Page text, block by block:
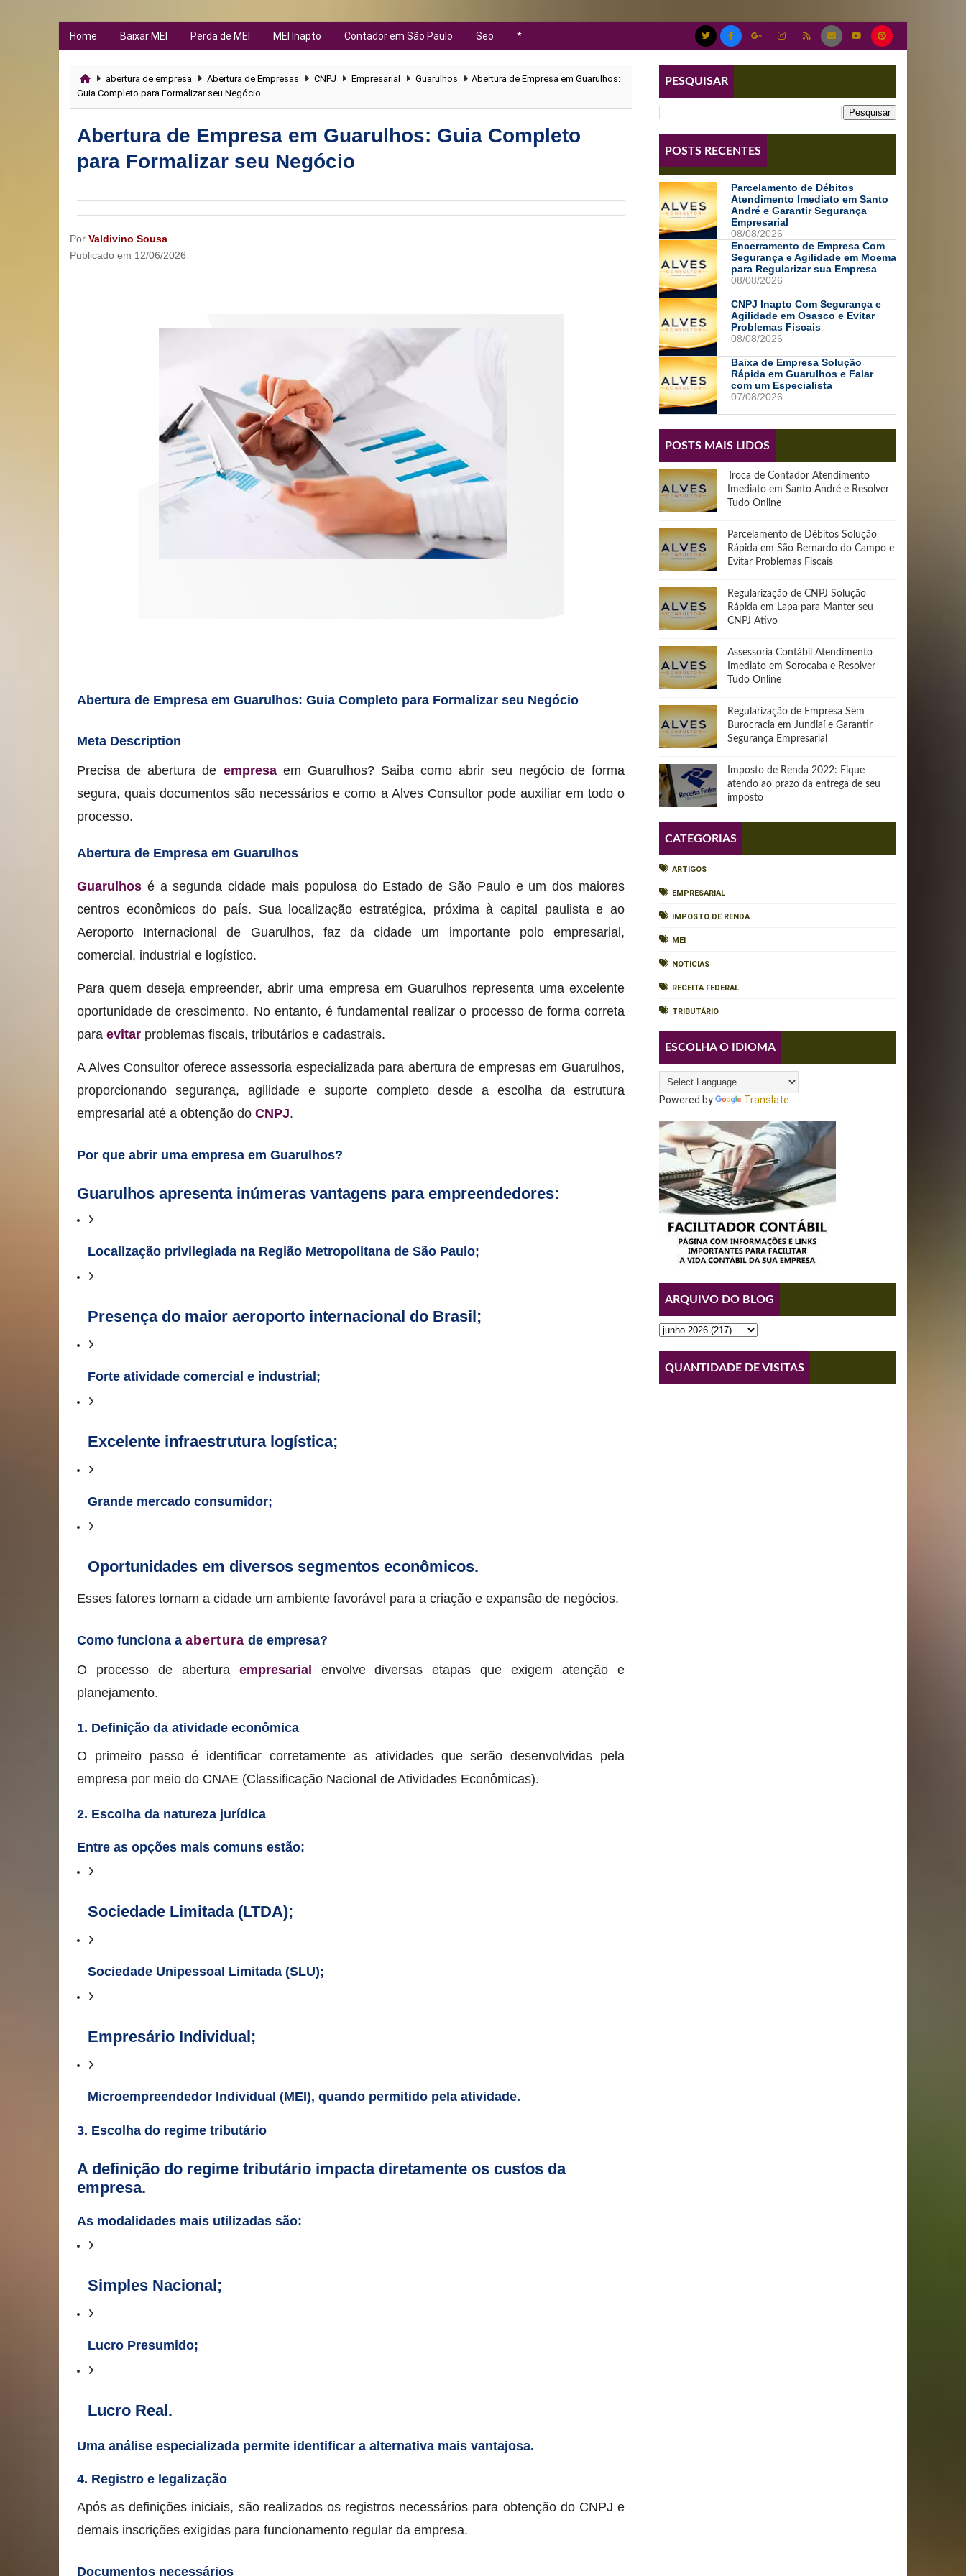
Home Baixar MEI Perda de MEI MEI Inapto Contador em São Paulo Seo *
abertura de empresa Abertura de Empresas CNPJ Empresarial Guarulhos
Abertura de Empresa em Guarulhos:
Guia Completo para Formalizar seu Negócio
Abertura de Empresa em Guarulhos: Guia Completo
para Formalizar seu Negócio
Por Valdivino Sousa
Publicado em 12/06/2026
Abertura de Empresa em Guarulhos: Guia Completo para Formalizar seu Negócio
Meta Description
Precisa de abertura de empresaem Guarulhos? Saiba como abrir seu negócio de forma
segura, quais documentos são necessários e como a Alves Consultor pode auxiliar em todo o
processo.
Abertura de Empresa em Guarulhos
Guarulhos é a segunda cidade mais populosa do Estado de São Paulo e um dos maiores
centros econômicos do país. Sua localização estratégica, próxima à capital paulista e ao
Aeroporto Internacional de Guarulhos, faz da cidade um importante polo empresarial,
comercial, industrial e logístico.
Para quem deseja empreender, abrir uma empresa em Guarulhos representa uma excelente
oportunidade de crescimento. No entanto, é fundamental realizar o processo de forma correta
para evitar problemas fiscais, tributários e cadastrais.
A Alves Consultor oferece assessoria especializada para abertura de empresas em Guarulhos,
proporcionando segurança, agilidade e suporte completo desde a escolha da estrutura
empresarial até a obtenção do CNPJ.
Por que abrir uma empresa em Guarulhos?
Guarulhos apresenta inúmeras vantagens para empreendedores:
Localização privilegiada na Região Metropolitana de São Paulo;
Presença do maior aeroporto internacional do Brasil;
Forte atividade comercial e industrial;
Excelente infraestrutura logística;
Grande mercado consumidor;
Oportunidades em diversos segmentos econômicos.
Esses fatores tornam a cidade um ambiente favorável para a criação e expansão de negócios.
Como funciona a abertura de empresa?
O processo de abertura empresarial
envolve diversas etapas que exigem atenção e
planejamento.
1. Definição da atividade econômica
O primeiro passo é identificar corretamente as atividades que serão desenvolvidas pela
empresa por meio do CNAE (Classificação Nacional de Atividades Econômicas).
2. Escolha da natureza jurídica
Entre as opções mais comuns estão:
Sociedade Limitada (LTDA);
Sociedade Unipessoal Limitada (SLU);
Empresário Individual;
Microempreendedor Individual (MEI), quando permitido pela atividade.
3. Escolha do regime tributário
A definição do regime tributário impacta diretamente os custos da
empresa.
As modalidades mais utilizadas são:
Simples Nacional;
Lucro Presumido;
Lucro Real.
Uma análise especializada permite identificar a alternativa mais vantajosa.
4. Registro e legalização
Após as definições iniciais, são realizados os registros necessários para obtenção do CNPJ e
demais inscrições exigidas para funcionamento regular da empresa.
Documentos necessários
PESQUISAR
POSTS RECENTES
Parcelamento de Débitos
Atendimento Imediato em Santo
André e Garantir Segurança
Empresarial
08/08/2026
Encerramento de Empresa Com
Segurança e Agilidade em Moema
para Regularizar sua Empresa
08/08/2026
CNPJ Inapto Com Segurança e
Agilidade em Osasco e Evitar
Problemas Fiscais
08/08/2026
Baixa de Empresa Solução
Rápida em Guarulhos e Falar
com um Especialista
07/08/2026
POSTS MAIS LIDOS
Troca de Contador Atendimento
Imediato em Santo André e Resolver
Tudo Online
Parcelamento de Débitos Solução
Rápida em São Bernardo do Campo e
Evitar Problemas Fiscais
Regularização de CNPJ Solução
Rápida em Lapa para Manter seu
CNPJ Ativo
Assessoria Contábil Atendimento
Imediato em Sorocaba e Resolver
Tudo Online
Regularização de Empresa Sem
Burocracia em Jundiaí e Garantir
Segurança Empresarial
Imposto de Renda 2022: Fique
atendo ao prazo da entrega de seu
imposto
CATEGORIAS
ARTIGOS
EMPRESARIAL
IMPOSTO DE RENDA
MEI
NOTÍCIAS
RECEITA FEDERAL
TRIBUTÁRIO
ESCOLHA O IDIOMA
Powered by Translate
ARQUIVO DO BLOG
QUANTIDADE DE VISITAS